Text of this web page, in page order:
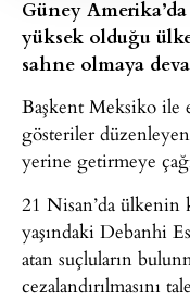
Güney
yüksek olduğu
sahne olmaya
Başkent Meksiko
gösteriler
yerine getirmeye
21 Nisan’da
yaşındaki Debanhi
atan suçluların
cezalandırılmasını